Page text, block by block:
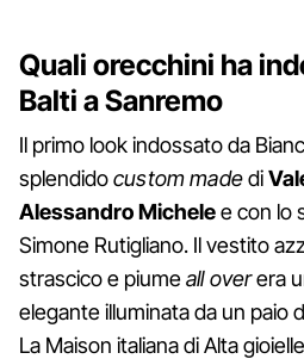
Quali orecchini ha
Balti a Sanremo
Il primo look indossato da
splendidocustom madedi
Alessandro Michelee con lo
Simone Rutigliano. Il vestito
strascico e piumeall overera
elegante illuminata da un paio
La Maison italiana di Alta